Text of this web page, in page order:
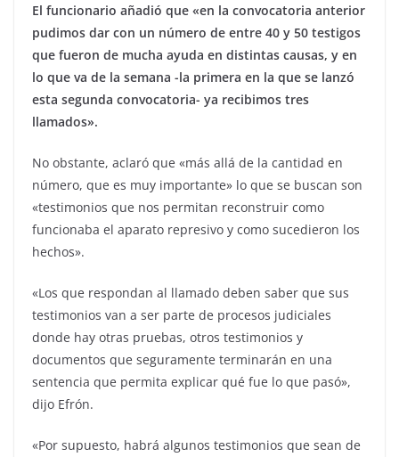
El funcionario añadió que «en la convocatoria anterior
pudimos dar con un número de entre 40 y 50 testigos
que fueron de mucha ayuda en distintas causas, y en
lo que va de la semana -la primera en la que se lanzó
esta segunda convocatoria- ya recibimos tres
llamados».
No obstante, aclaró que «más allá de la cantidad en
número, que es muy importante» lo que se buscan son
«testimonios que nos permitan reconstruir como
funcionaba el aparato represivo y como sucedieron los
hechos».
«Los que respondan al llamado deben saber que sus
testimonios van a ser parte de procesos judiciales
donde hay otras pruebas, otros testimonios y
documentos que seguramente terminarán en una
sentencia que permita explicar qué fue lo que pasó»,
dijo Efrón.
«Por supuesto, habrá algunos testimonios que sean de